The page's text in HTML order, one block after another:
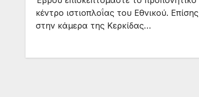
κέντρο ιστιοπλοΐας του Εθνικού. Επίσης
στην κάμερα της Κερκίδας…